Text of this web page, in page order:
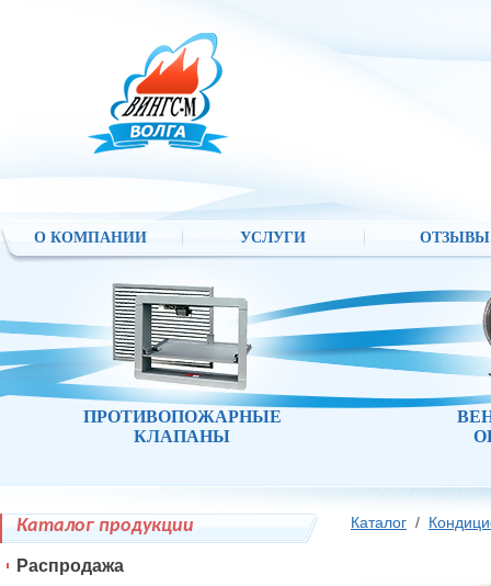
О КОМПАНИИ УСЛУГИ ОТЗЫВЫ
ПРОТИВОПОЖАРНЫЕ
КЛАПАНЫ
Каталог /
Каталог продукции
Распродажа